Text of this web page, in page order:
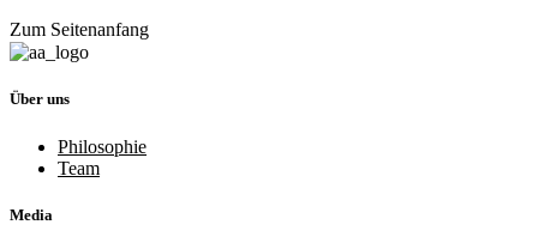
Zum Seitenanfang
Über uns
Philosophie
Team
Media